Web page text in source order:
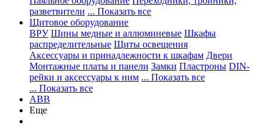
разветвители ... Показать все
Щитовое оборудование
ВРУ Шины медные и аллюминевые Шкафы
распределительные Щиты освещения
Аксессуары и принадлежности к шкафам Двери
Монтажные платы и панели Замки Пластроны DIN-
рейки и аксессуары к ним ... Показать все
... Показать все
ABB
Еще